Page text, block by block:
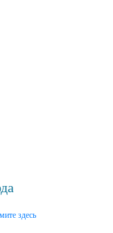
здесь